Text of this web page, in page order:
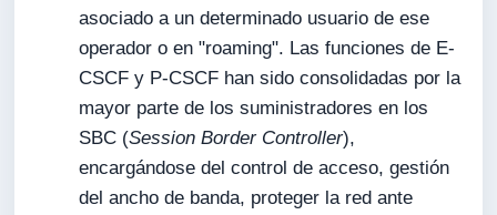
asociado a un determinado usuario de ese
operador o en "roaming". Las funciones de E-
CSCF y P-CSCF han sido consolidadas por la
mayor parte de los suministradores en los
SBC (Session Border Controller),
encargándose del control de acceso, gestión
del ancho de banda, proteger la red ante